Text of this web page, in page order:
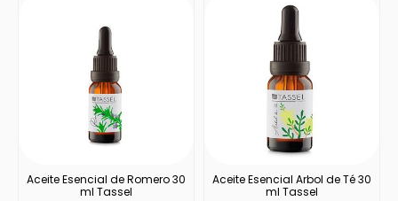
Aceite Esencial de Romero 30
ml Tassel
Aceite Esencial Arbol de Té 30
ml Tassel